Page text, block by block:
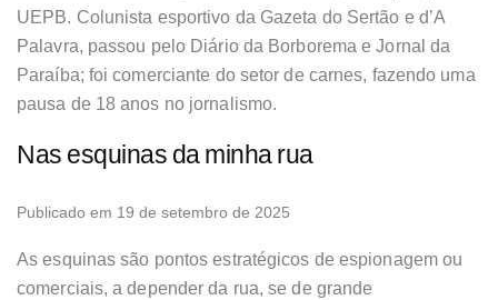
UEPB. Colunista esportivo da Gazeta do Sertão e d’A
Palavra, passou pelo Diário da Borborema e Jornal da
Paraíba; foi comerciante do setor de carnes, fazendo uma
pausa de 18 anos no jornalismo.
Nas esquinas da minha rua
Publicado em 19 de setembro de 2025
As esquinas são pontos estratégicos de espionagem ou
comerciais, a depender da rua, se de grande